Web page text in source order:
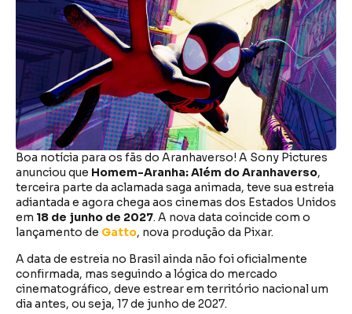
Boa notícia para os fãs do Aranhaverso! A Sony Pictures
anunciou que Homem-Aranha: Além do Aranhaverso,
terceira parte da aclamada saga animada, teve sua estreia
adiantada e agora chega aos cinemas dos Estados Unidos
em 18 de junho de 2027. A nova data coincide com o
lançamento de Gatto, nova produção da Pixar.
A data de estreia no Brasil ainda não foi oficialmente
confirmada, mas seguindo a lógica do mercado
cinematográfico, deve estrear em território nacional um
dia antes, ou seja, 17 de junho de 2027.